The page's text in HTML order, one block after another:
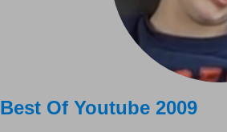
Best Of Youtube 2009